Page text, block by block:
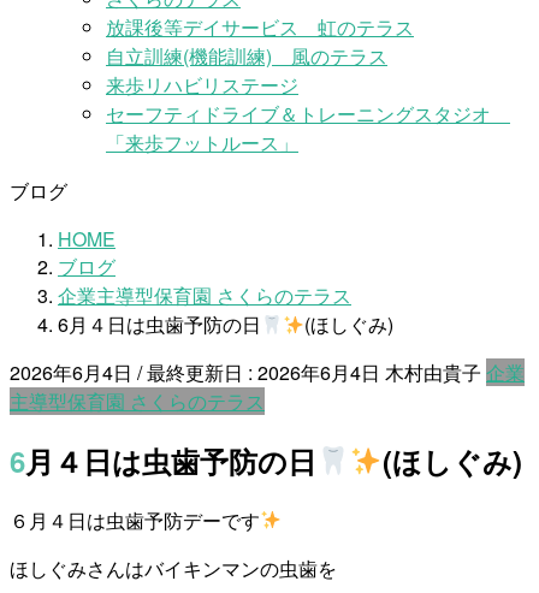
放課後等デイサービス 虹のテラス
自立訓練(機能訓練) 風のテラス
来歩リハビリステージ
セーフティドライブ＆トレーニングスタジオ
「来歩フットルース」
ブログ
HOME
ブログ
企業主導型保育園 さくらのテラス
6月４日は虫歯予防の日
(ほしぐみ)
2026年6月4日 / 最終更新日 : 2026年6月4日 木村由貴子 企業
主導型保育園 さくらのテラス
6月４日は虫歯予防の日 (ほしぐみ)
６月４日は虫歯予防デーです
ほしぐみさんはバイキンマンの虫歯を